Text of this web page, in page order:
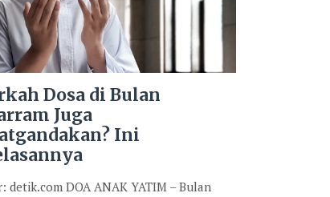
Dosa di Bulan
Juga
Ini
detik.com DOA ANAK YATIM – Bulan